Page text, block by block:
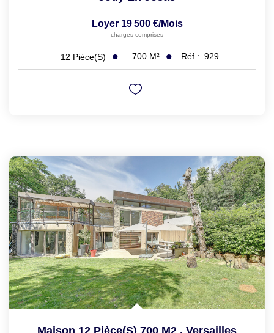
Loyer 19 500 €/mois
charges comprises
12 Pièce(s) 700 M² Réf : 929